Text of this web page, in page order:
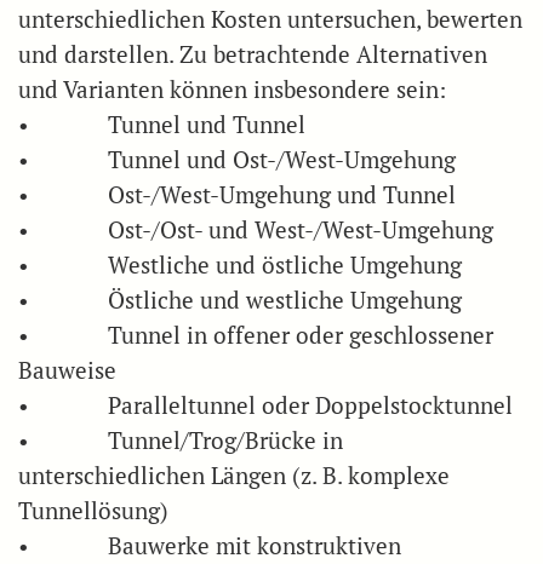
unterschiedlichen Kosten untersuchen, bewerten
und darstellen. Zu betrachtende Alternativen
und Varianten können insbesondere sein:
• Tunnel und Tunnel
• Tunnel und Ost-/West-Umgehung
• Ost-/West-Umgehung und Tunnel
• Ost-/Ost- und West-/West-Umgehung
• Westliche und östliche Umgehung
• Östliche und westliche Umgehung
• Tunnel in offener oder geschlossener
Bauweise
• Paralleltunnel oder Doppelstocktunnel
• Tunnel/Trog/Brücke in
unterschiedlichen Längen (z. B. komplexe
Tunnellösung)
• Bauwerke mit konstruktiven